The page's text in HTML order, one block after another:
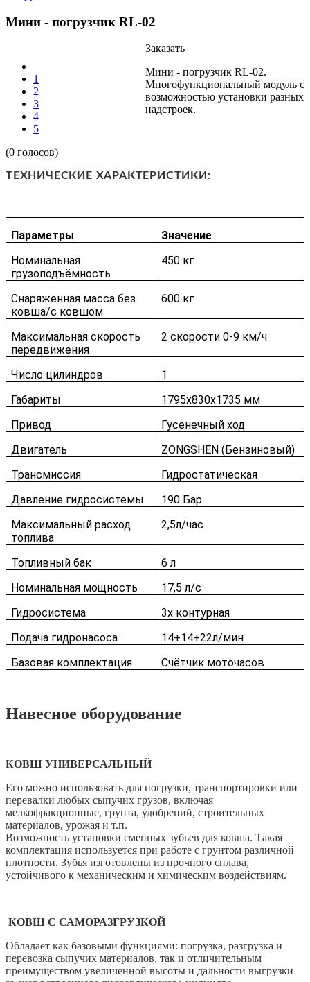
Мини - погрузчик RL-02
1
2
3
4
5
(0 голосов)
Заказать
Мини - погрузчик RL-02.
Многофункциональный модуль с
возможностью установки разных
надстроек.
ТЕХНИЧЕСКИЕ ХАРАКТЕРИСТИКИ:
Параметры
Значение
Номинальная
грузоподъёмность
450 кг
Снаряженная масса без
ковша/с ковшом
600 кг
Максимальная скорость
передвижения
2 скорости 0-9 км/ч
Число цилиндров
1
Габариты
1795x830x1735 мм
Привод
Гусенечный ход
Двигатель
ZONGSHEN (Бензиновый)
Трансмиссия
Гидростатическая
Давление гидросистемы
190 Бар
Максимальный расход
топлива
2,5л/чаc
Топливный бак
6 л
Номинальная мощность
17,5 л/с
Гидросистема
3х контурная
Подача гидронасоса
14+14+22л/мин
Базовая комплектация
Счётчик моточасов
Навесное оборудование
КОВШ УНИВЕРСАЛЬНЫЙ
Его можно использовать для погрузки, транспортировки или
перевалки любых сыпучих грузов, включая
мелкофракционные, грунта, удобрений, строительных
материалов, урожая и т.п.
Возможность установки сменных зубьев для ковша. Такая
комплектация используется при работе с грунтом различной
плотности. Зубья изготовлены из прочного сплава,
устойчивого к механическим и химическим воздействиям.
КОВШ С САМОРАЗГРУЗКОЙ
Обладает как базовыми функциями: погрузка, разгрузка и
перевозка сыпучих материалов, так и отличительным
преимуществом увеличенной высоты и дальности выгрузки